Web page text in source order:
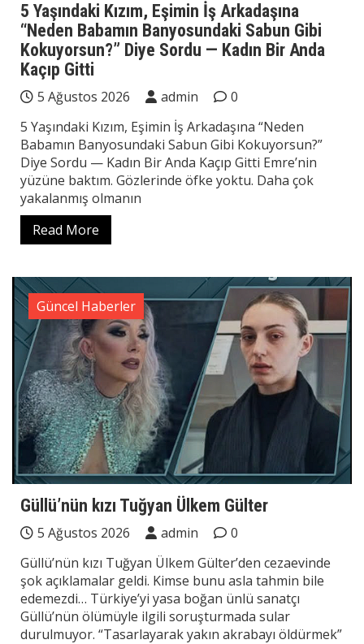
5 Yaşındaki Kızım, Eşimin İş Arkadaşına
“Neden Babamın Banyosundaki Sabun Gibi
Kokuyorsun?” Diye Sordu — Kadın Bir Anda
Kaçıp Gitti
5 Ağustos 2026 admin
0
5 Yaşındaki Kızım, Eşimin İş Arkadaşına “Neden
Babamın Banyosundaki Sabun Gibi Kokuyorsun?”
Diye Sordu — Kadın Bir Anda Kaçıp Gitti Emre’nin
yüzüne baktım. Gözlerinde öfke yoktu. Daha çok
yakalanmış olmanın
Read More
Güncel Haberler
Güllü’nün kızı Tuğyan Ülkem Gülter
5 Ağustos 2026 admin
0
Güllü’nün kızı Tuğyan Ülkem Gülter’den cezaevinde
şok açıklamalar geldi. Kimse bunu asla tahmin bile
edemezdi… Türkiye’yi yasa boğan ünlü sanatçı
Güllü’nün ölümüyle ilgili soruşturmada sular
durulmuyor. “Tasarlayarak yakın akrabayı öldürmek”